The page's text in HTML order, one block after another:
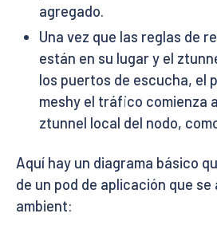
agregado.
Una vez que las reglas de
están en su lugar y el
los puertos de escucha, el
meshy el tráfico comienza
ztunnel local del nodo,
Aquí hay un diagrama básico
de un pod de aplicación que se
ambient: